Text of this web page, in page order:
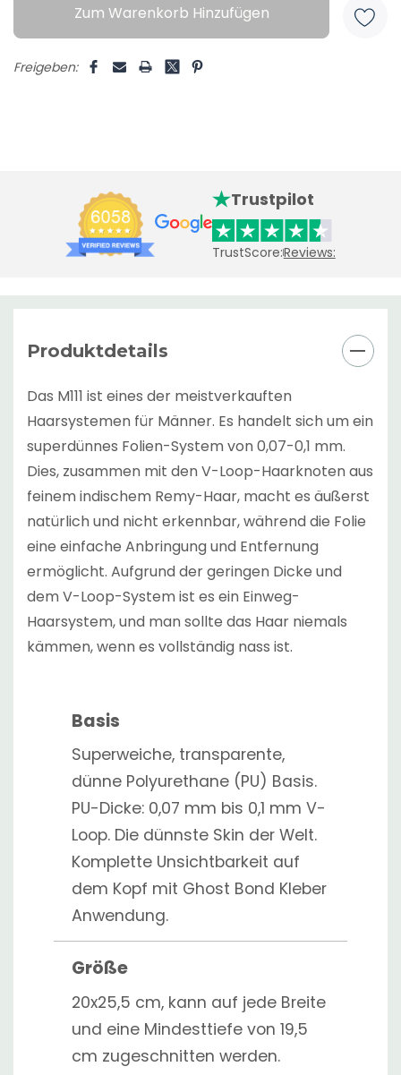
Zum Warenkorb Hinzufügen
Freigeben:
Trustpilot
TrustScore:Reviews:
Produktdetails
Das M111 ist eines der meistverkauften
Haarsystemen für Männer. Es handelt sich um ein
superdünnes Folien-System von 0,07-0,1 mm.
Dies, zusammen mit den V-Loop-Haarknoten aus
feinem indischem Remy-Haar, macht es äußerst
natürlich und nicht erkennbar, während die Folie
eine einfache Anbringung und Entfernung
ermöglicht. Aufgrund der geringen Dicke und
dem V-Loop-System ist es ein Einweg-
Haarsystem, und man sollte das Haar niemals
kämmen, wenn es vollständig nass ist.
Basis
Superweiche, transparente,
dünne Polyurethane (PU) Basis.
PU-Dicke: 0,07 mm bis 0,1 mm V-
Loop. Die dünnste Skin der Welt.
Komplette Unsichtbarkeit auf
dem Kopf mit Ghost Bond Kleber
Anwendung.
Größe
20x25,5 cm, kann auf jede Breite
und eine Mindesttiefe von 19,5
cm zugeschnitten werden.